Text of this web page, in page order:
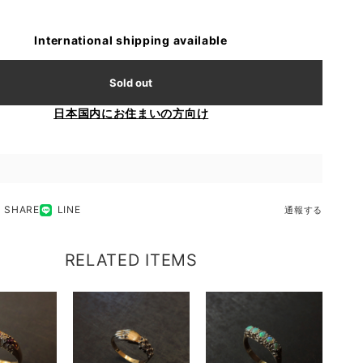
International shipping available
Sold out
日本国内にお住まいの方向け
SHARE LINE 通報する
RELATED ITEMS